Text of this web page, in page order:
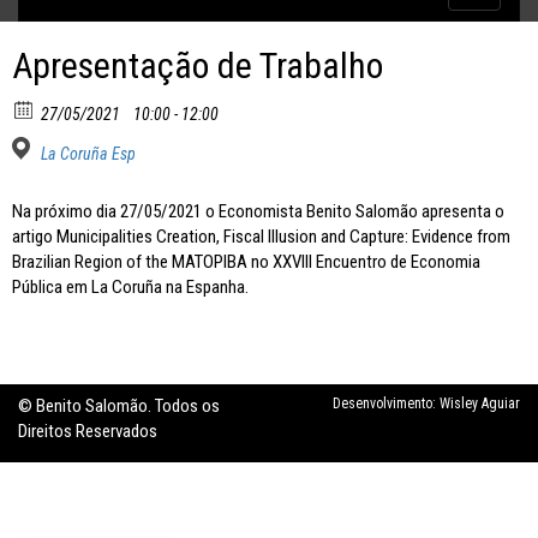
Apresentação de Trabalho
27/05/2021 10:00 - 12:00
La Coruña Esp
Na próximo dia 27/05/2021 o Economista Benito Salomão apresenta o
artigo Municipalities Creation, Fiscal Illusion and Capture: Evidence from
Brazilian Region of the MATOPIBA no XXVIII Encuentro de Economia
Pública em La Coruña na Espanha.
© Benito Salomão. Todos os
Direitos Reservados
Desenvolvimento: Wisley Aguiar